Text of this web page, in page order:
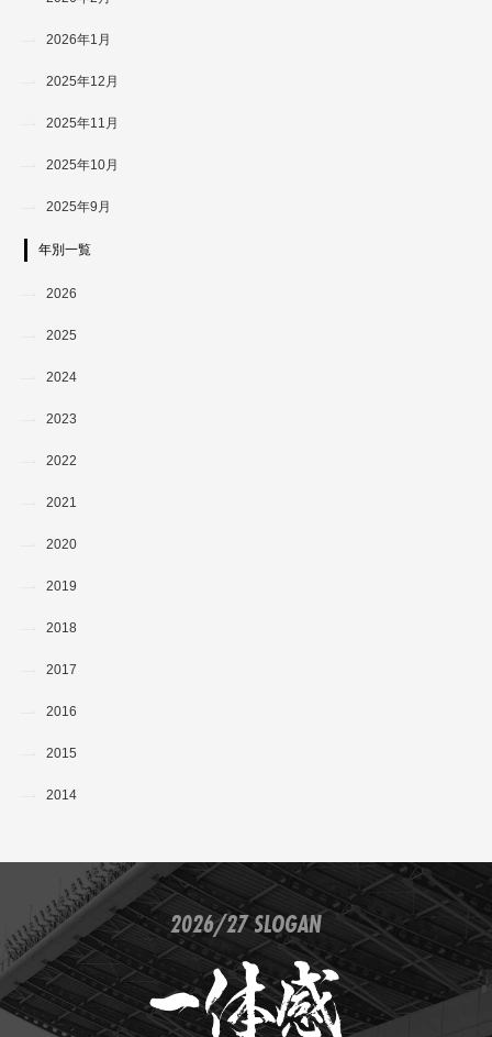
2026年1月
2025年12月
2025年11月
2025年10月
2025年9月
年別一覧
2026
2025
2024
2023
2022
2021
2020
2019
2018
2017
2016
2015
2014
2026/27 SLOGAN